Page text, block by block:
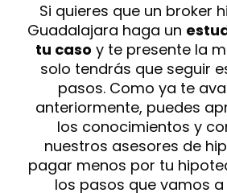
Si quieres que un broker
Guadalajara haga un
tu caso y te presente la
solo tendrás que seguir
pasos. Como ya te
anteriormente, puedes
los conocimientos y
nuestros asesores de
pagar menos por tu
los pasos que vamos